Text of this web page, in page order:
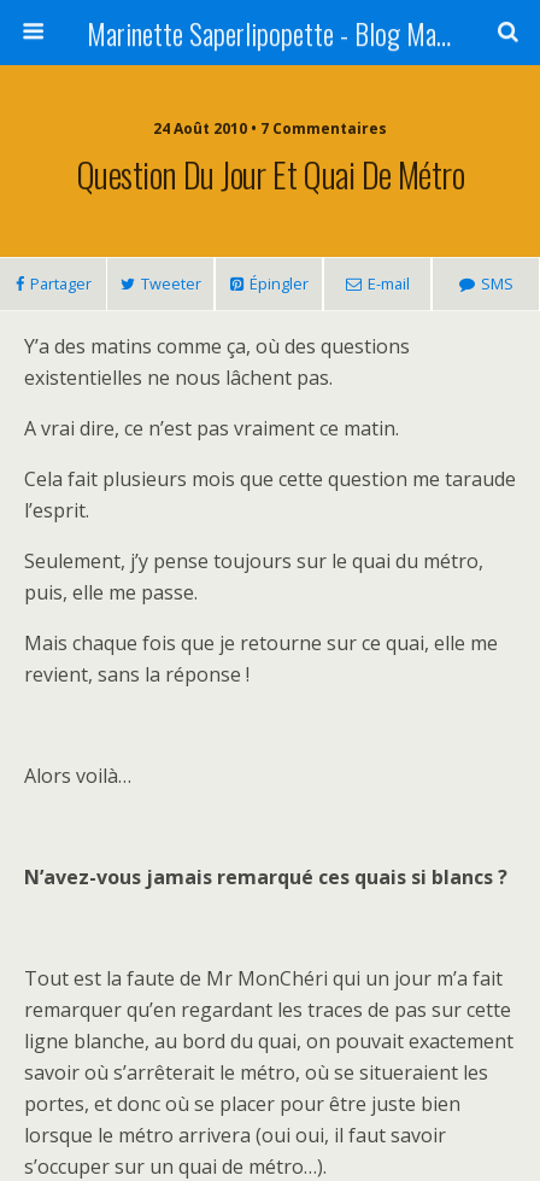
Marinette Saperlipopette - Blog Maman Angers Lifestyle - Ex Expat Montréal
24 Août 2010 • 7 Commentaires
Question Du Jour Et Quai De Métro
Partager Tweeter Épingler E-mail SMS
Y’a des matins comme ça, où des questions
existentielles ne nous lâchent pas.
A vrai dire, ce n’est pas vraiment ce matin.
Cela fait plusieurs mois que cette question me taraude
l’esprit.
Seulement, j’y pense toujours sur le quai du métro,
puis, elle me passe.
Mais chaque fois que je retourne sur ce quai, elle me
revient, sans la réponse !
Alors voilà…
N’avez-vous jamais remarqué ces quais si blancs ?
Tout est la faute de Mr MonChéri qui un jour m’a fait
remarquer qu’en regardant les traces de pas sur cette
ligne blanche, au bord du quai, on pouvait exactement
savoir où s’arrêterait le métro, où se situeraient les
portes, et donc où se placer pour être juste bien
lorsque le métro arrivera (oui oui, il faut savoir
s’occuper sur un quai de métro…).